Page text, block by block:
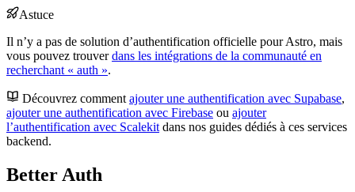
Astuce
Il n’y a pas de solution d’authentification officielle pour Astro, mais
vous pouvez trouverdans les intégrations de la communauté en
recherchant « auth ».
Découvrez comment ajouter une authentification avec Supabase,
ajouter une authentification avec Firebase ou ajouter
l’authentification avec Scalekit dans nos guides dédiés à ces services
backend.
Better Auth